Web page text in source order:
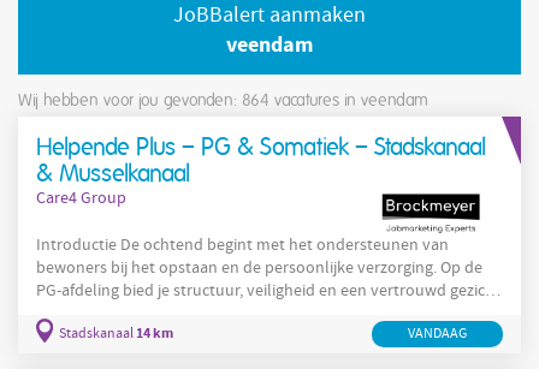
JoBBalert aanmaken
veendam
Wij hebben voor jou gevonden: 864 vacatures in veendam
Helpende Plus – PG & Somatiek – Stadskanaal
& Musselkanaal
Care4 Group
Introductie De ochtend begint met het ondersteunen van
bewoners bij het opstaan en de persoonlijke verzorging. Op de
PG-afdeling bied je structuur, veiligheid en een vertrouwd gezicht
somatische afdeling help je bewoners bij hun dagelijkse
Stadskanaal14 km VANDAAG